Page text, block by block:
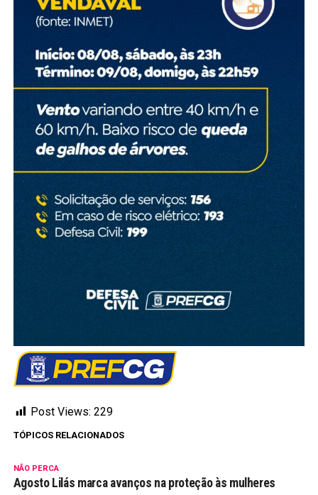
Post Views: 229
TÓPICOS RELACIONADOS
NÃO PERCA
Agosto Lilás marca avanços na proteção às mulheres